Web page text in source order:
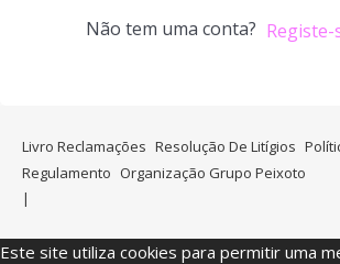
Não tem uma conta?
Livro Reclamações Resolução De Litígios
Regulamento Organização Grupo Peixoto
Este site utiliza cookies para permitir uma